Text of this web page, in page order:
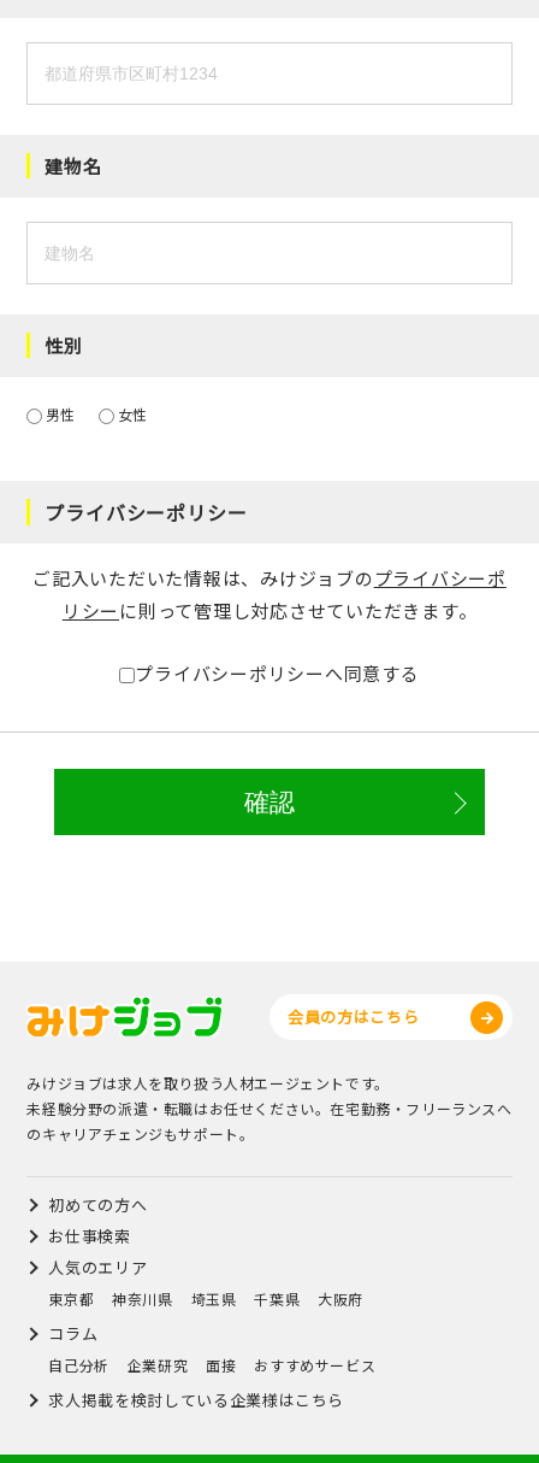
建物名
性別
男性 女性
プライバシーポリシー
ご記入いただいた情報は、みけジョブのプライバシーポ
リシー に則って管理し対応させていただきます。
プライバシーポリシーへ同意する
会員の方はこちら
みけジョブは求人を取り扱う人材エージェントです。
未経験分野の派遣・転職はお任せください。在宅勤務・フリーランスへ
のキャリアチェンジもサポート。
初めての方へ
お仕事検索
人気のエリア
東京都 神奈川県 埼玉県 千葉県 大阪府
コラム
自己分析 企業研究 面接 おすすめサービス
求人掲載を検討している企業様はこちら